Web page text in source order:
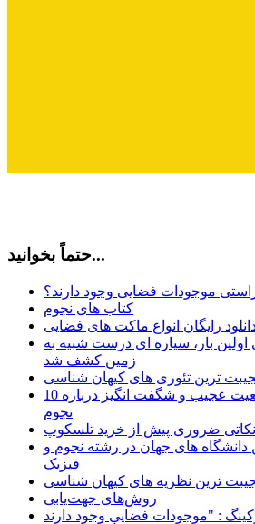
حتماً بخوانید...
براستی موجودات فضایی وجود دارند؟
کتاب های نجوم
رایگان انواع ماکت های فضایی
اولین بار، سیاره ای درست شبیه به
زمین کشف شد
ترین تئوری های کیهان شناسی
10 واقعیت عجیب و شگفت انگیز درباره
نجوم
نکاتی ضروری پیش از خرید تلسکوپ
دانشگاه های جهان در رشته نجوم و
فیزیک
ترین نظریه های کیهان شناسی
روش‌های جهت‌یابی